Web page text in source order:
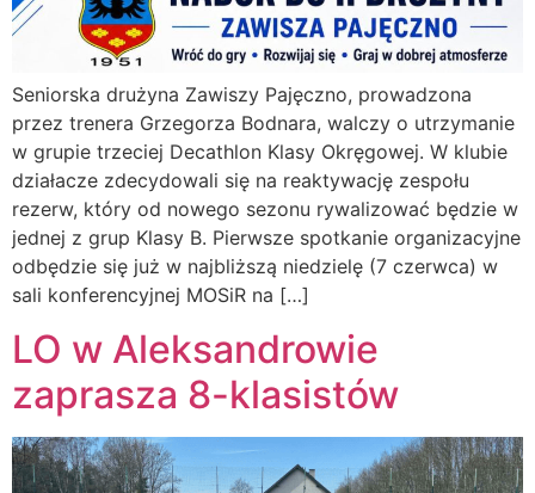
Seniorska drużyna Zawiszy Pajęczno, prowadzona
przez trenera Grzegorza Bodnara, walczy o utrzymanie
w grupie trzeciej Decathlon Klasy Okręgowej. W klubie
działacze zdecydowali się na reaktywację zespołu
rezerw, który od nowego sezonu rywalizować będzie w
jednej z grup Klasy B. Pierwsze spotkanie organizacyjne
odbędzie się już w najbliższą niedzielę (7 czerwca) w
sali konferencyjnej MOSiR na […]
LO w Aleksandrowie
zaprasza 8-klasistów